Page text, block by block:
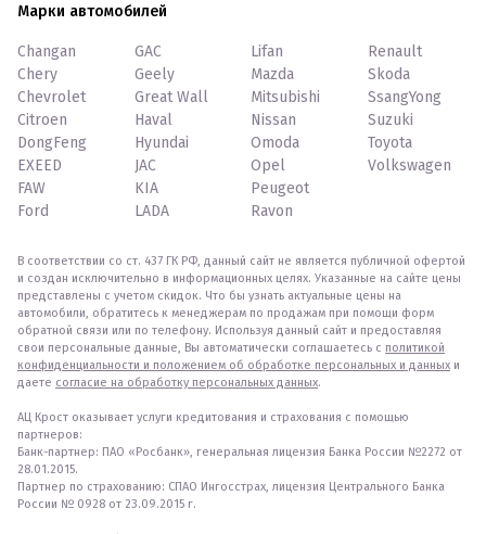
Марки автомобилей
Changan
Chery
Chevrolet
Citroen
DongFeng
EXEED
FAW
Ford
GAC
Geely
Great Wall
Haval
Hyundai
JAC
KIA
LADA
Lifan
Mazda
Mitsubishi
Nissan
Omoda
Opel
Peugeot
Ravon
Renault
Skoda
SsangYong
Suzuki
Toyota
Volkswagen
В соответствии со ст. 437 ГК РФ, данный сайт не является публичной офертой
и создан исключительно в информационных целях. Указанные на сайте цены
представлены с учетом скидок. Что бы узнать актуальные цены на
автомобили, обратитесь к менеджерам по продажам при помощи форм
обратной связи или по телефону. Используя данный сайт и предоставляя
свои персональные данные, Вы автоматически соглашаетесь с политикой
конфиденциальности и положением об обработке персональных и данных и
даете согласие на обработку персональных данных.
АЦ Крост оказывает услуги кредитования и страхования с помощью
партнеров:
Банк-партнер: ПАО «Росбанк», генеральная лицензия Банка России №2272 от
28.01.2015.
Партнер по страхованию: СПАО Ингосстрах, лицензия Центрального Банка
России № 0928 от 23.09.2015 г.